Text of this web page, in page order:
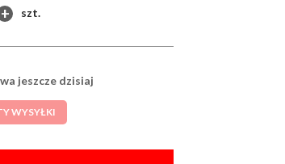
+ szt.
jeszcze dzisiaj
WYSYŁKI